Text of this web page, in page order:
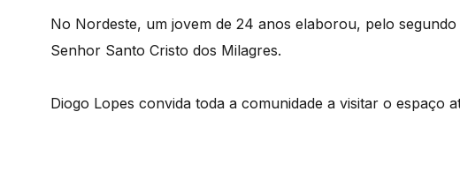
No Nordeste, um jovem de 24 anos elaborou, pelo
Senhor Santo Cristo dos Milagres.
Diogo Lopes convida toda a comunidade a visitar o espaço